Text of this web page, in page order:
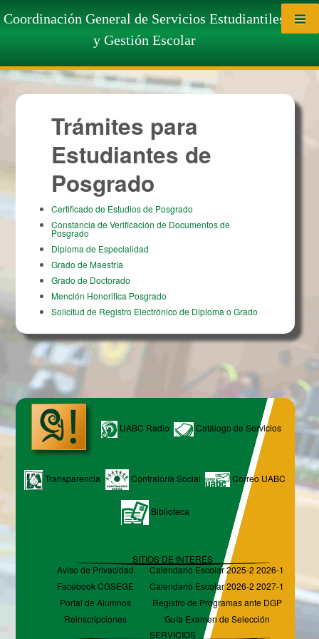
Coordinación General de Servicios Estudiantiles
y Gestión Escolar
Trámites para Estudiantes de
Posgrado
Trámites para
Estudiantes de
Posgrado
Certificado de Estudios de Posgrado
Constancia de Verificación de Documentos de
Posgrado
Diploma de Especialidad
Grado de Maestría
Grado de Doctorado
Mención Honorifica Posgrado
Solicitud de Registro Electrónico de Diploma o Grado
UABC Radio Catálogo de Servicios
Transparencia Contraloría Social Correo UABC
Biblioteca
SITIOS DE INTERÉS
Aviso de Privacidad
Calendario Escolar 2025-2 2026-1
Facebook CGSEGE
Calendario Escolar 2026-2 2027-1
Portal de Alumnos
Registro de Programas ante DGP
Reinscripciones
Guía Examen de Selección
SERVICIOS